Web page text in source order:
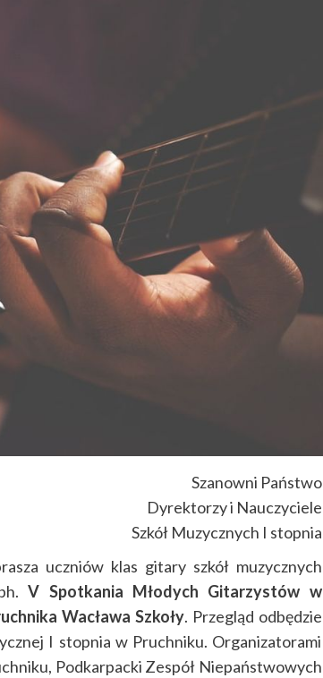
Szanowni Państwo
Dyrektorzy i Nauczyciele
Szkół Muzycznych I stopnia
uczniów klas gitary szkół muzycznych
V Spotkania Młodych Gitarzystów w
Wacława Szkoły. Przegląd odbędzie
I stopnia w Pruchniku. Organizatorami
Podkarpacki Zespół Niepaństwowych